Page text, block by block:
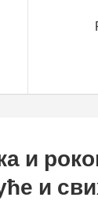
и
и